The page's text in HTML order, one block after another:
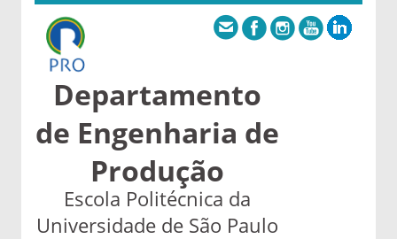
Departamento
de Engenharia de
Produção
Escola Politécnica da
Universidade de São Paulo